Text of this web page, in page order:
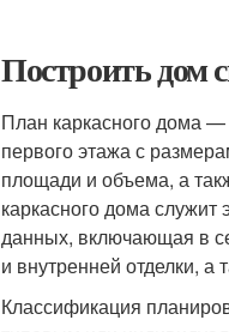
Построить дом
План каркасного дома —
первого этажа с
площади и объема, а
каркасного дома
данных, включающая в
и внутренней отделки,
Классификация